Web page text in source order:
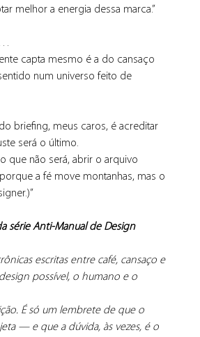
melhor a energia dessa marca.”
capta mesmo é a do cansaço
num universo feito de
briefing, meus caros, é acreditar
será o último.
que não será, abrir o arquivo
a fé move montanhas, mas o
série Anti-Manual de Design
escritas entre café, cansaço e
possível, o humano e o
É só um lembrete de que o
— e que a dúvida, às vezes, é o